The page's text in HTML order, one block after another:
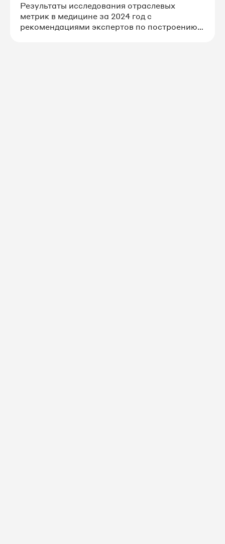
Результаты исследования отраслевых
метрик в медицине за 2024 год с
рекомендациями экспертов по построению